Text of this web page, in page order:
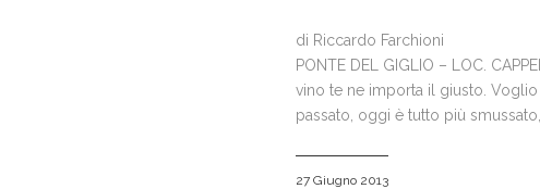
di Riccardo Farchioni
PONTE DEL GIGLIO – LOC.
vino te ne importa il giusto.
passato, oggi è tutto più smussato,
27 Giugno 2013